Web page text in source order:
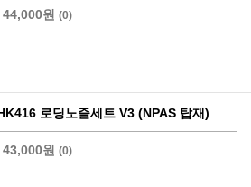
44,000원 (0)
로딩노즐세트 V3 (NPAS 탑재)
43,000원 (0)